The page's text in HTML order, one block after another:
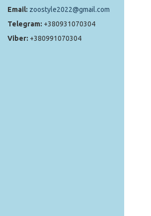
zoostyle2022@gmail.com
+380931070304
+380991070304